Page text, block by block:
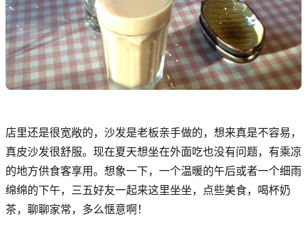
店里还是很宽敞的，沙发是老板亲手做的，想来真是不容易，
真皮沙发很舒服。现在夏天想坐在外面吃也没有问题，有乘凉
的地方供食客享用。想象一下，一个温暖的午后或者一个细雨
绵绵的下午，三五好友一起来这里坐坐，点些美食，喝杯奶
茶，聊聊家常，多么惬意啊！